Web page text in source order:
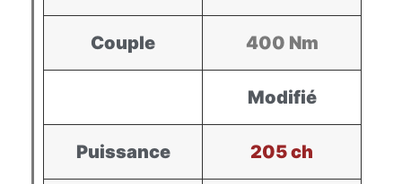
Couple 400 Nm
Modifié
Puissance 205 ch